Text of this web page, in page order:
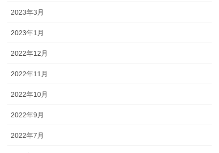
2023年3月
2023年1月
2022年12月
2022年11月
2022年10月
2022年9月
2022年7月